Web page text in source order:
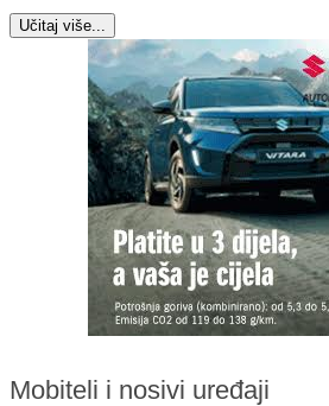
Učitaj više...
Mobiteli i nosivi uređaji